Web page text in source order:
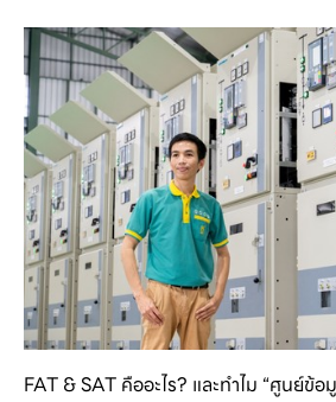
FAT & SAT คืออะไร? และทำไม “ศูนย์ข้